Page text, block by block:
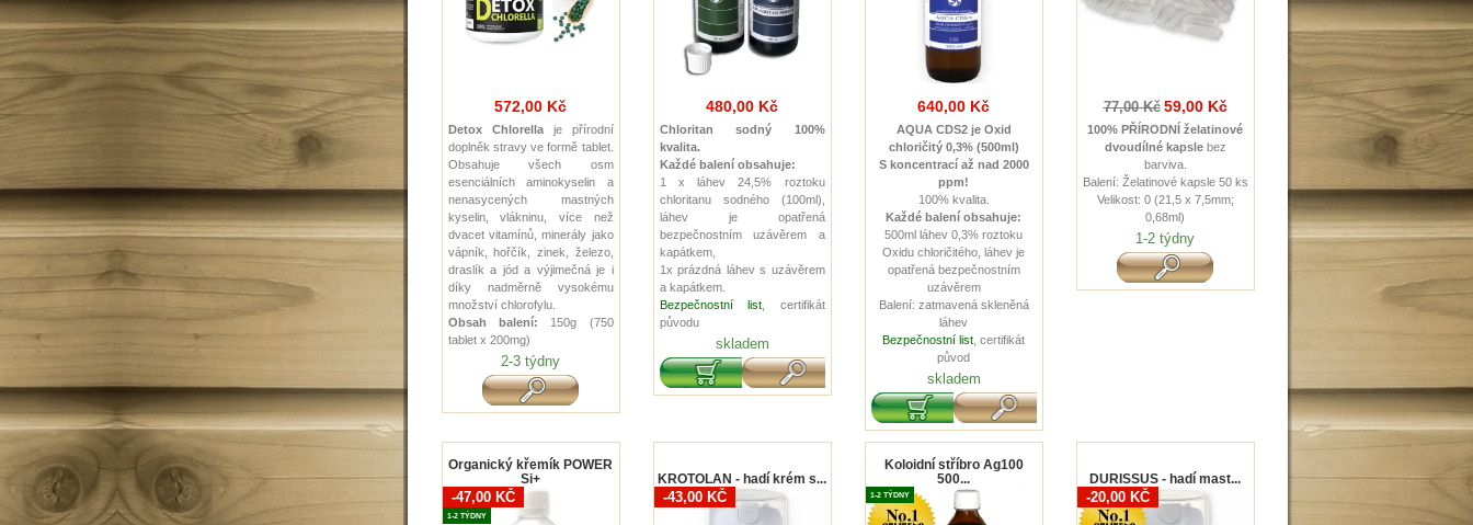
572,00 Kč
Detox Chlorellaje přírodní
doplněk stravy ve formě tablet.
Obsahuje všech osm
esenciálních aminokyselin a
nenasycených mastných
kyselin, vlákninu, více než
dvacet vitamínů, minerály jako
vápník, hořčík, zinek, železo,
draslík a jód a výjimečná je i
díky nadměrně vysokému
množství chlorofylu.
Obsah balení: 150g (750
tablet x 200mg)
2-3 týdny
480,00 Kč
Chloritan sodný 100%
kvalita.
Každé balení obsahuje:
1 x láhev 24,5% roztoku
chloritanu sodného (100ml),
láhev je opatřená
bezpečnostním uzávěrem a
kapátkem,
1x prázdná láhev s uzávěrem
a kapátkem.
Bezpečnostní list , certifikát
původu
skladem
640,00 Kč
AQUA CDS2 je Oxid
chloričitý 0,3% (500ml)
S koncentrací až nad 2000
ppm!
100% kvalita.
Každé balení obsahuje:
500ml láhev 0,3% roztoku
Oxidu chloričitého, láhev je
opatřená bezpečnostním
uzávěrem
Balení: zatmavená skleněná
láhev
Bezpečnostní list , certifikát
původ
skladem
77,00 Kč 59,00 Kč
100% PŘÍRODNÍ želatinové
dvoudílné kapslebez
barviva.
Balení: Želatinové kapsle 50 ks
Velikost: 0 (21,5 x 7,5mm;
0,68ml)
1-2 týdny
Organický křemík POWER
Si+
-47,00 KČ
1-2 TÝDNY
KROTOLAN - hadí krém s...
-43,00 KČ
Koloidní stříbro Ag100
500...
1-2 TÝDNY
DURISSUS - hadí mast...
-20,00 KČ